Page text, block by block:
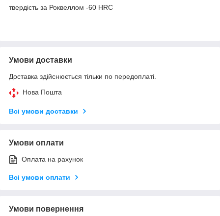
твердість за Роквеллом -60 HRC
Умови доставки
Доставка здійснюється тільки по передоплаті.
Нова Пошта
Всі умови доставки
Умови оплати
Оплата на рахунок
Всі умови оплати
Умови повернення